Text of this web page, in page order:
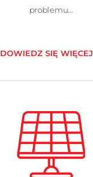
problemu…
DOWIEDZ SIĘ WIĘCEJ